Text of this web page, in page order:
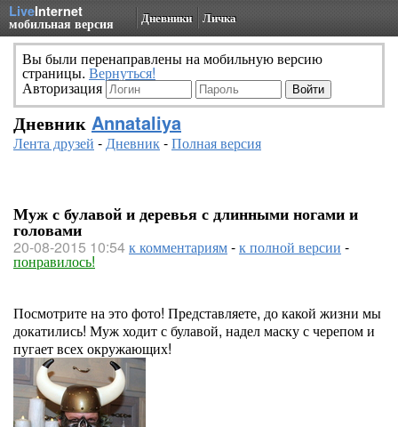
LiveInternet
мобильная версия Дневники Личка
Вы были перенаправлены на мобильную версию
страницы. Вернуться!
Авторизация
Дневник Annataliya
Лента друзей -Дневник-Полная версия
Муж с булавой и деревья с длинными ногами и
головами
20-08-2015 10:54к комментариям-к полной версии -
понравилось!
Посмотрите на это фото! Представляете, до какой жизни мы
докатились! Муж ходит с булавой, надел маску с черепом и
пугает всех окружающих!